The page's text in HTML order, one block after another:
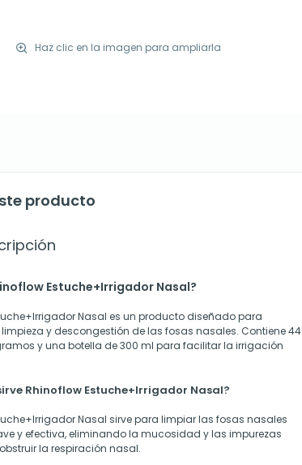
Haz clic en la imagen para ampliarla
producto
Estuche+Irrigador Nasal?
Nasal es un producto diseñado para
y descongestión de las fosas nasales. Contiene 44
y una botella de 300 ml para facilitar la irrigación
Rhinoflow Estuche+Irrigador Nasal?
Nasal sirve para limpiar las fosas nasales
y efectiva, eliminando la mucosidad y las impurezas
la respiración nasal.